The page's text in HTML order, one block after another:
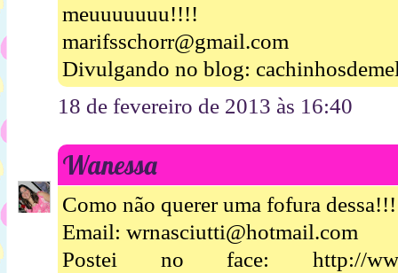
meuuuuuuu!!!!
marifsschorr@gmail.com
Divulgando no blog:
18 de fevereiro de 2013 às 16:40
Wanessa
Como não querer uma fofura dessa!!!
Email: wrnasciutti@hotmail.com
Postei no face: http://